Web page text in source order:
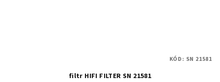
filtr HIFI FILTER SN 21581
KÓD: SN 21581